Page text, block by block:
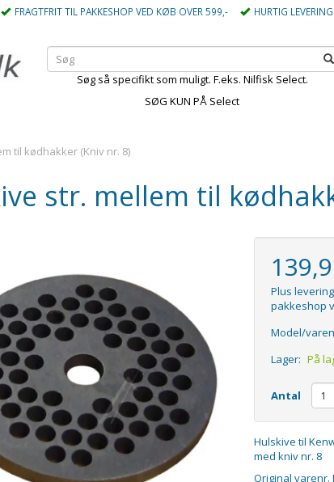
FRAGTFRIT TIL PAKKESHOP VED KØB OVER 599,- HURTIG LEVERING
Søg så specifikt som muligt. F.eks. Nilfisk Select.
SØG KUN PÅ Select
til kødhakker (Kniv nr. 8)
str. mellem til
Plus
pakkeshop
Model/
Lager: På
Antal
Hulskive til
med kniv nr. 8
Original varenr.